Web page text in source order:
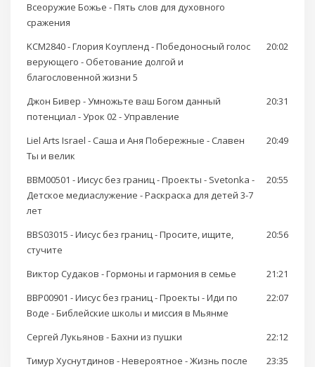
Всеоружие Божье - Пять слов для духовного
сражения
KCM2840 - Глория Коупленд - Победоносный голос
верующего - Обетование долгой и
благословенной жизни 5
20:02
Джон Бивер - Умножьте ваш Богом данный
потенциал - Урок 02 - Управление
20:31
Liel Arts Israel - Саша и Аня Побережные - Славен
Ты и велик
20:49
BBM00501 - Иисус без границ - Проекты - Svetonka -
Детское медиаслужение - Раскраска для детей 3-7
лет
20:55
BBS03015 - Иисус без границ - Просите, ищите,
стучите
20:56
Виктор Судаков - Гормоны и гармония в семье
21:21
BBP00901 - Иисус без границ - Проекты - Иди по
Воде - Библейские школы и миссия в Мьянме
22:07
Сергей Лукьянов - Бахни из пушки
22:12
Тимур Хуснутдинов - Невероятное - Жизнь после
23:35